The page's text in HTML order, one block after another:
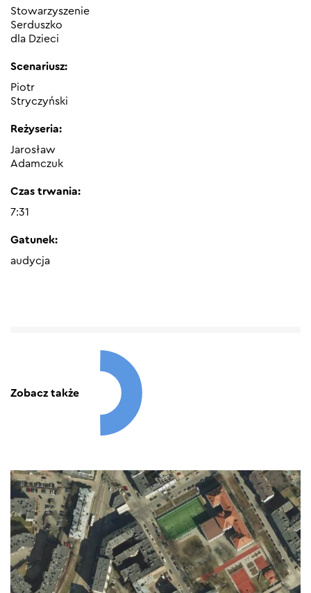
Stowarzyszenie
Serduszko
dla Dzieci
Scenariusz:
Piotr
Stryczyński
Reżyseria:
Jarosław
Adamczuk
Czas trwania:
7:31
Gatunek:
audycja
Zobacz także